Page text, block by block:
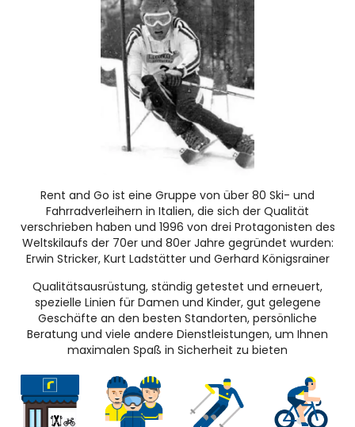
Rent and Go ist eine Gruppe von über 80 Ski- und
Fahrradverleihern in Italien, die sich der Qualität
verschrieben haben und 1996 von drei Protagonisten des
Weltskilaufs der 70er und 80er Jahre gegründet wurden:
Erwin Stricker, Kurt Ladstätter und Gerhard Königsrainer
Qualitätsausrüstung, ständig getestet und erneuert,
spezielle Linien für Damen und Kinder, gut gelegene
Geschäfte an den besten Standorten, persönliche
Beratung und viele andere Dienstleistungen, um Ihnen
maximalen Spaß in Sicherheit zu bieten